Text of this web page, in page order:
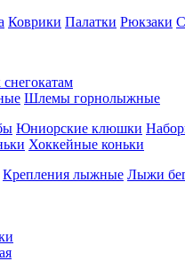
Коврики Палатки Рюкзаки
Шлемы горнолыжные
Юниорские клюшки
Хоккейные коньки
Крепления лыжные Лыжи